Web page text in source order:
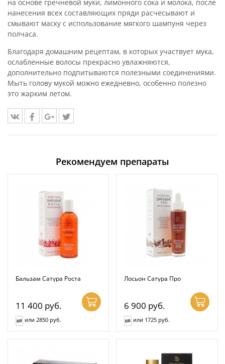
на основе гречневой муки, лимонного сока и молока, после
нанесения всех составляющих пряди расчесывают и
смывают маску с использование мягкого шампуня через
полчаса.
Благодаря домашним рецептам, в которых участвует мука,
ослабленные волосы прекрасно увлажняются,
дополнительно подпитываются полезными соединениями.
Мыть голову мукой можно ежедневно, особенно полезно
это жарким летом.
Рекомендуем препараты
Бальзам Сатура Роста
11 400 руб.
или 2850 руб.
Лосьон Сатура Про
6 900 руб.
или 1725 руб.